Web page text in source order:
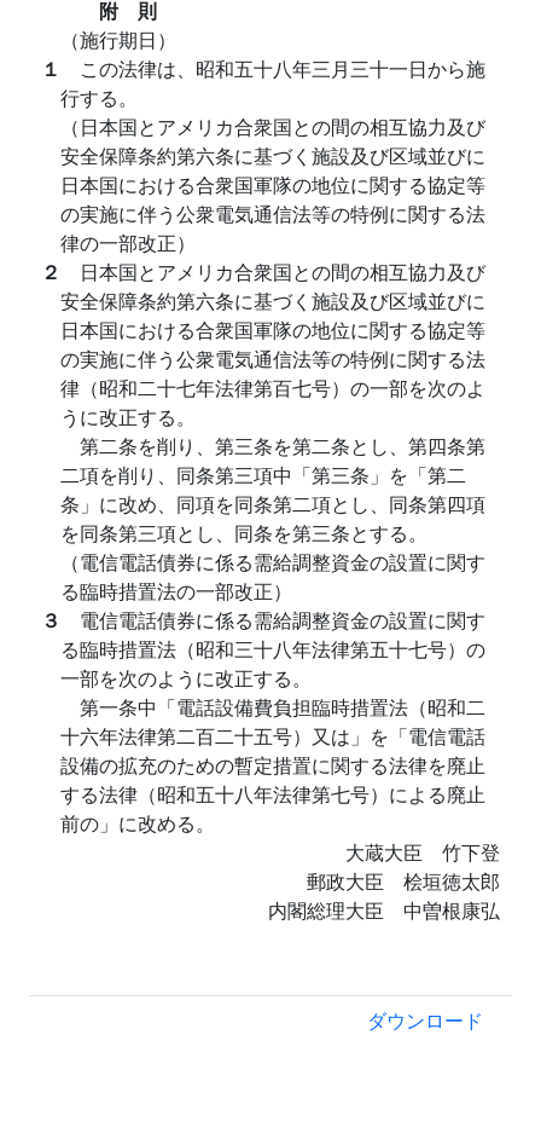
附 則
（施行期日）
１ この法律は、昭和五十八年三月三十一日から施
行する。
（日本国とアメリカ合衆国との間の相互協力及び
安全保障条約第六条に基づく施設及び区域並びに
日本国における合衆国軍隊の地位に関する協定等
の実施に伴う公衆電気通信法等の特例に関する法
律の一部改正）
２ 日本国とアメリカ合衆国との間の相互協力及び
安全保障条約第六条に基づく施設及び区域並びに
日本国における合衆国軍隊の地位に関する協定等
の実施に伴う公衆電気通信法等の特例に関する法
律（昭和二十七年法律第百七号）の一部を次のよ
うに改正する。
第二条を削り、第三条を第二条とし、第四条第
二項を削り、同条第三項中「第三条」を「第二
条」に改め、同項を同条第二項とし、同条第四項
を同条第三項とし、同条を第三条とする。
（電信電話債券に係る需給調整資金の設置に関す
る臨時措置法の一部改正）
３ 電信電話債券に係る需給調整資金の設置に関す
る臨時措置法（昭和三十八年法律第五十七号）の
一部を次のように改正する。
第一条中「電話設備費負担臨時措置法（昭和二
十六年法律第二百二十五号）又は」を「電信電話
設備の拡充のための暫定措置に関する法律を廃止
する法律（昭和五十八年法律第七号）による廃止
前の」に改める。
大蔵大臣 竹下登
郵政大臣 桧垣徳太郎
内閣総理大臣 中曽根康弘
ダウンロード